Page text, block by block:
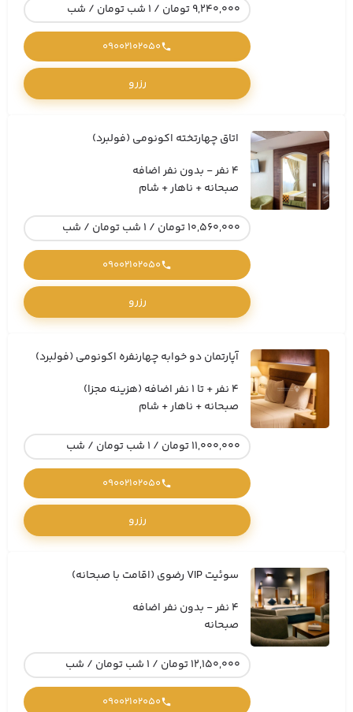
9,240,000 تومان / 1 شب تومان / شب
09002102050
رزرو
اتاق چهارتخته اکونومی (فولبرد)
4 نفر - بدون نفر اضافه
صبحانه + ناهار + شام
10,560,000 تومان / 1 شب تومان / شب
09002102050
رزرو
آپارتمان دو خوابه چهارنفره اکونومی (فولبرد)
4 نفر + تا 1 نفر اضافه (هزینه مجزا)
صبحانه + ناهار + شام
11,000,000 تومان / 1 شب تومان / شب
09002102050
رزرو
سوئیت VIP رضوی (اقامت با صبحانه)
4 نفر - بدون نفر اضافه
صبحانه
12,150,000 تومان / 1 شب تومان / شب
09002102050